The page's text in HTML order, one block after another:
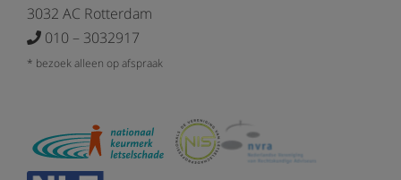
3032 AC Rotterdam
010 – 3032917
* bezoek alleen op afspraak